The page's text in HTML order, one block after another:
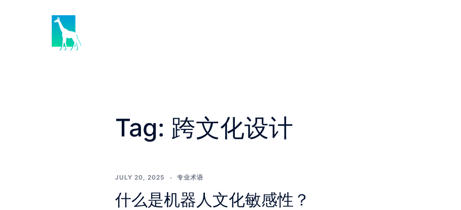
Tag: 跨文化设计
JULY 20, 2025 专业术语
什么是机器人文化敏感性？